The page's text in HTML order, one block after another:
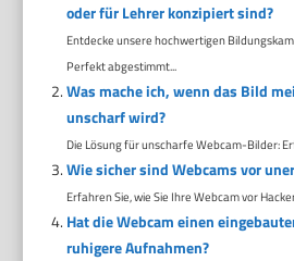
oder für Lehrer konzipiert sind?
Entdecke unsere hochwertigen
Perfekt abgestimmt...
Was mache ich, wenn das Bild
unscharf wird?
Die Lösung für unscharfe Webcam-Bilder:
Wie sicher sind Webcams vor
Erfahren Sie, wie Sie Ihre Webcam vor
Hat die Webcam einen
ruhigere Aufnahmen?